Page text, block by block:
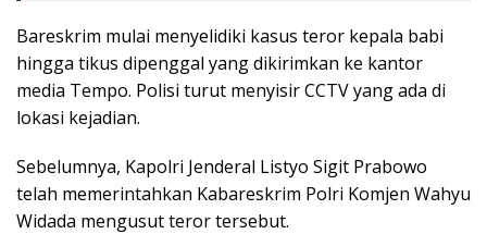
Bareskrim mulai menyelidiki kasus teror kepala babi
hingga tikus dipenggal yang dikirimkan ke kantor
media Tempo. Polisi turut menyisir CCTV yang ada di
lokasi kejadian.
Sebelumnya, Kapolri Jenderal Listyo Sigit Prabowo
telah memerintahkan Kabareskrim Polri Komjen Wahyu
Widada mengusut teror tersebut.